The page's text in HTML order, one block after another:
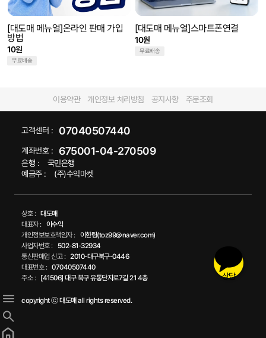
상담
[대도매 메뉴얼]온라인 판매 가입
방법
10원
무료배송
[대도매 메뉴얼]스마트폰연결
10원
무료배송
이용약관 개인정보 처리방침 공지사항 주문조회
고객센터 : 07040507440
계좌번호 : 675001-04-270509
은행 :
국민은행
예금주 :
(주)수익마켓
상호 : 대도매
대표자 :
이수익
개인정보보호책임자 :
이한령(toz99@naver.com)
사업자번호 :
502-81-32934
통신판매업 신고 : 2010-대구북구-0446
대표번호 : 07040507440
주소 :
[41506] 대구 북구 유통단지로7길 21 4층
copyright ⓒ 대도매 all rights reserved.